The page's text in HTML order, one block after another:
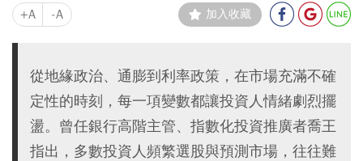
+A -A 加入收藏
從地緣政治、通膨到利率政策，在市場充滿不確
定性的時刻，每一項變數都讓投資人情緒劇烈擺
盪。曾任銀行高階主管、指數化投資推廣者喬王
指出，多數投資人頻繁選股與預測市場，往往難